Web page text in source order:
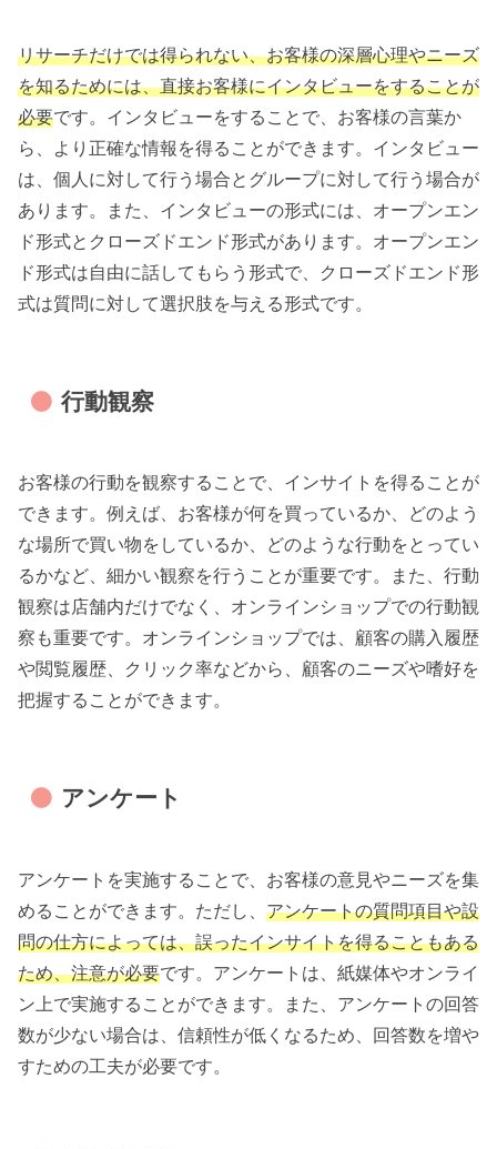
リサーチだけでは得られない、お客様の深層心理やニーズ
を知るためには、直接お客様にインタビューをすることが
必要です。インタビューをすることで、お客様の言葉か
ら、より正確な情報を得ることができます。インタビュー
は、個人に対して行う場合とグループに対して行う場合が
あります。また、インタビューの形式には、オープンエン
ド形式とクローズドエンド形式があります。オープンエン
ド形式は自由に話してもらう形式で、クローズドエンド形
式は質問に対して選択肢を与える形式です。
行動観察
お客様の行動を観察することで、インサイトを得ることが
できます。例えば、お客様が何を買っているか、どのよう
な場所で買い物をしているか、どのような行動をとってい
るかなど、細かい観察を行うことが重要です。また、行動
観察は店舗内だけでなく、オンラインショップでの行動観
察も重要です。オンラインショップでは、顧客の購入履歴
や閲覧履歴、クリック率などから、顧客のニーズや嗜好を
把握することができます。
アンケート
アンケートを実施することで、お客様の意見やニーズを集
めることができます。ただし、 アンケートの質問項目や設
問の仕方によっては、誤ったインサイトを得ることもある
ため、注意が必要です。アンケートは、紙媒体やオンライ
ン上で実施することができます。また、アンケートの回答
数が少ない場合は、信頼性が低くなるため、回答数を増や
すための工夫が必要です。